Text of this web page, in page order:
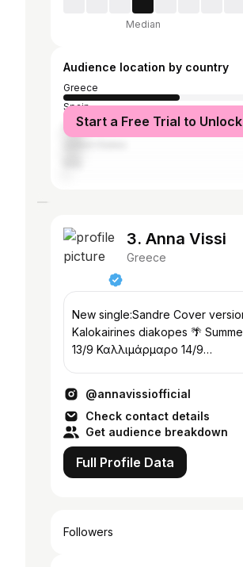
Median
Audience location by country
Greece
Spain
United Kingdom
Start a Free Trial to Unlock
3. Anna Vissi
Greece
New single:Sandre Cover version
Kalokairines diakopes 🌴 Summer 2025:
13/9 Καλλιμάρμαρο 14/9
@annavissiofficial
Check contact details
Get audience breakdown
Full Profile Data
Followers